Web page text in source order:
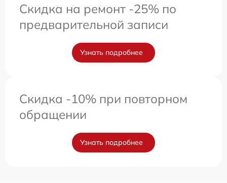
Скидка на ремонт -25% по
предварительной записи
Узнать подробнее
Скидка -10% при повторном
обращении
Узнать подробнее